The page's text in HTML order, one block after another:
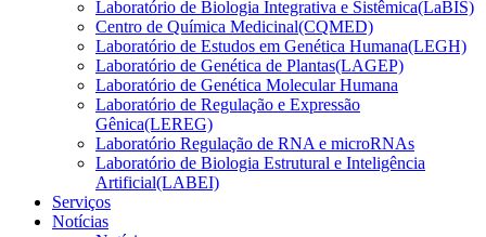
Laboratório de Biologia Integrativa e Sistêmica(LaBIS)
Centro de Química Medicinal(CQMED)
Laboratório de Estudos em Genética Humana(LEGH)
Laboratório de Genética de Plantas(LAGEP)
Laboratório de Genética Molecular Humana
Laboratório de Regulação e Expressão
Gênica(LEREG)
Laboratório Regulação de RNA e microRNAs
Laboratório de Biologia Estrutural e Inteligência
Artificial(LABEI)
Serviços
Notícias